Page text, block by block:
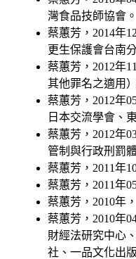
灣食品技師協會。
蔡蕙芳，2014年
更生保護會台南
蔡蕙芳，2012年
其他罪名之適用
蔡蕙芳，2012年
日本交流學會、
蔡蕙芳，2012年
管制與行政刑罰
蔡蕙芳，2011年
蔡蕙芳，2011年
蔡蕙芳，2010年
蔡蕙芳，2010年
財經法研究中心
社、一品文化出